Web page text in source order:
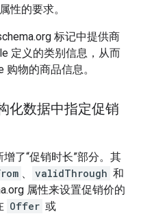
属性的要求。
标记中提供商
定义的类别信息，从而
购物的商品信息。
化数据中指定促销
增了“促销时长”部分。其
、 validThrough 和
属性来设置促销价的
Offer 或